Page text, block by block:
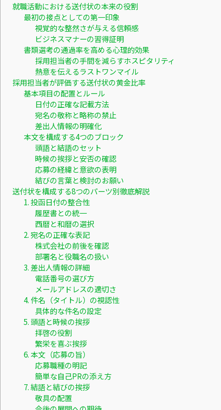
就職活動における送付状の本来の役割
最初の接点としての第一印象
視覚的な整然さが与える信頼感
ビジネスマナーの習得証明
書類選考の通過率を高める心理的効果
採用担当者の手間を減らすホスピタリティ
熱意を伝えるラストワンマイル
採用担当者が評価する送付状の黄金比率
基本項目の配置とルール
日付の正確な記載方法
宛名の敬称と略称の禁止
差出人情報の明確化
本文を構成する4つのブロック
頭語と結語のセット
時候の挨拶と安否の確認
応募の経緯と意欲の表明
結びの言葉と検討のお願い
送付状を構成する8つのパーツ別徹底解説
1. 投函日付の整合性
履歴書との統一
西暦と和暦の選択
2. 宛名の正確な表記
株式会社の前後を確認
部署名と役職名の扱い
3. 差出人情報の詳細
電話番号の選び方
メールアドレスの適切さ
4. 件名（タイトル）の視認性
具体的な件名の設定
5. 頭語と時候の挨拶
拝啓の役割
繁栄を喜ぶ挨拶
6. 本文（応募の旨）
応募職種の明記
簡単な自己PRの添え方
7. 結語と結びの挨拶
敬具の配置